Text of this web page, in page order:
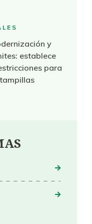
y
establece
para